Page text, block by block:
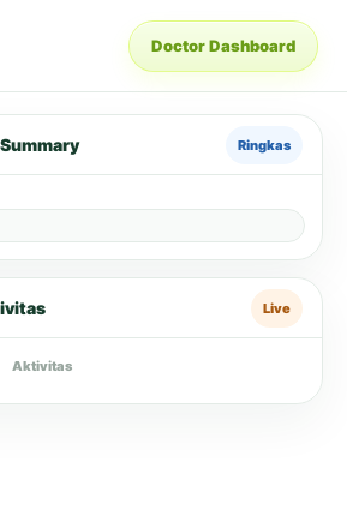
Ringkas
Live
Aktivitas